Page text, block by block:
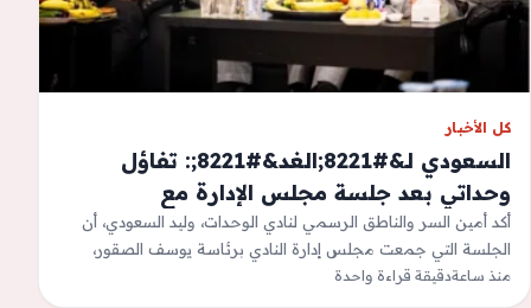
كل الأخبار
السعودي لـ&#8221;الغد&#8221;: تفاؤل
وحداتي بعد جلسة مجلس الإدارة مع
&#8220;الدميسي والحيفاوي&#8221;
أكد أمين السر والناطق الرسمي لنادي الوحدات، وليد السعودي، أن
الجلسة التي جمعت مجلس إدارة النادي برئاسة يوسف الصقور،
ورجلي الأعمال عماد…
منذ ساعةدقيقة قراءة واحدة